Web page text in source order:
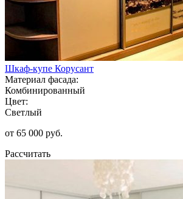
Шкаф-купе Корусант
Материал фасада:
Комбинированный
Цвет:
Светлый
от 65 000 руб.
Рассчитать